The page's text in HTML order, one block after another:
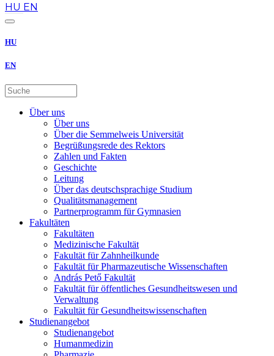
HU EN
HU
EN
Über uns
Über uns
Über die Semmelweis Universität
Begrüßungsrede des Rektors
Zahlen und Fakten
Geschichte
Leitung
Über das deutschsprachige Studium
Qualitätsmanagement
Partnerprogramm für Gymnasien
Fakultäten
Fakultäten
Medizinische Fakultät
Fakultät für Zahnheilkunde
Fakultät für Pharmazeutische Wissenschaften
András Pető Fakultät
Fakultät für öffentliches Gesundheitswesen und
Verwaltung
Fakultät für Gesundheitswissenschaften
Studienangebot
Studienangebot
Humanmedizin